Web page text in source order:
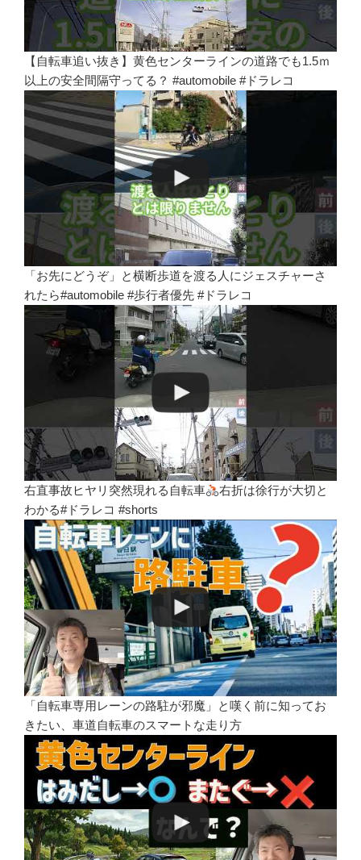
【自転車追い抜き】黄色センターラインの道路でも1.5ｍ
以上の安全間隔守ってる？ #automobile #ドラレコ
「お先にどうぞ」と横断歩道を渡る人にジェスチャーさ
れたら#automobile #歩行者優先 #ドラレコ
右直事故ヒヤリ突然現れる自転車
右折は徐行が大切と
わかる#ドラレコ #shorts
「自転車専用レーンの路駐が邪魔」と嘆く前に知ってお
きたい、車道自転車のスマートな走り方